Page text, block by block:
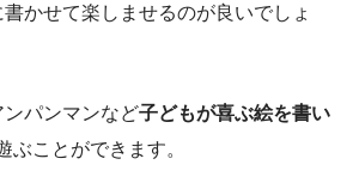
かせて楽しませるのが良いでしょ
パンマンなど子どもが喜ぶ絵を書い
ぶことができます。